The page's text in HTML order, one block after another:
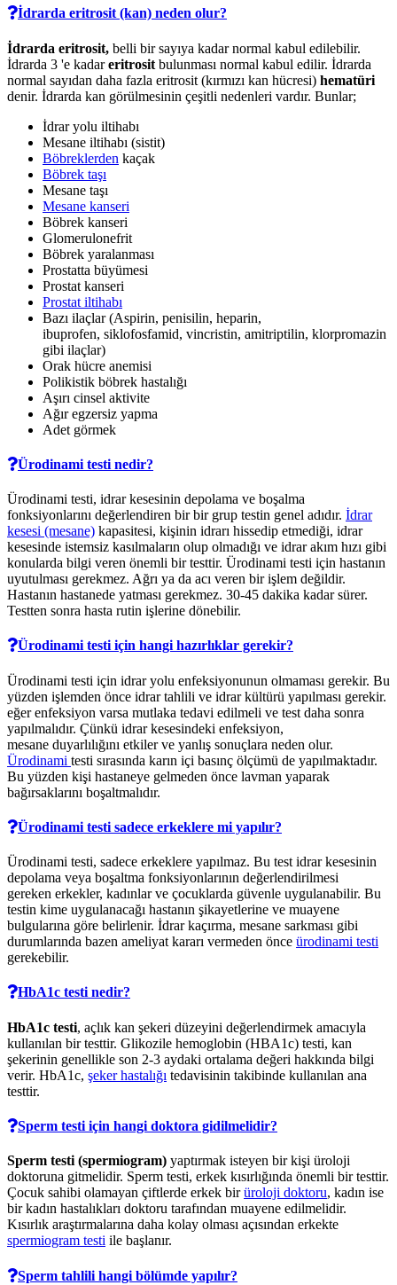
İdrarda eritrosit (kan) neden olur?
İdrarda eritrosit, belli bir sayıya kadar normal kabul edilebilir.
İdrarda 3 'e kadareritrosit bulunması normal kabul edilir. İdrarda
normal sayıdan daha fazla eritrosit (kırmızı kan hücresi) hematüri
denir. İdrarda kan görülmesinin çeşitli nedenleri vardır. Bunlar;
İdrar yolu iltihabı
Mesane iltihabı (sistit)
Böbreklerden kaçak
Böbrek taşı
Mesane taşı
Mesane kanseri
Böbrek kanseri
Glomerulonefrit
Böbrek yaralanması
Prostatta büyümesi
Prostat kanseri
Prostat iltihabı
Bazı ilaçlar (Aspirin, penisilin, heparin,
ibuprofen, siklofosfamid, vincristin, amitriptilin, klorpromazin
gibi ilaçlar)
Orak hücre anemisi
Polikistik böbrek hastalığı
Aşırı cinsel aktivite
Ağır egzersiz yapma
Adet görmek
Ürodinami testi nedir?
Ürodinami testi, idrar kesesinin depolama ve boşalma
fonksiyonlarını değerlendiren bir bir grup testin genel adıdır. İdrar
kesesi (mesane) kapasitesi, kişinin idrarı hissedip etmediği, idrar
kesesinde istemsiz kasılmaların olup olmadığı ve idrar akım hızı gibi
konularda bilgi veren önemli bir testtir. Ürodinami testi için hastanın
uyutulması gerekmez. Ağrı ya da acı veren bir işlem değildir.
Hastanın hastanede yatması gerekmez. 30-45 dakika kadar sürer.
Testten sonra hasta rutin işlerine dönebilir.
Ürodinami testi için hangi hazırlıklar gerekir?
Ürodinami testi için idrar yolu enfeksiyonunun olmaması gerekir. Bu
yüzden işlemden önce idrar tahlili ve idrar kültürü yapılması gerekir.
eğer enfeksiyon varsa mutlaka tedavi edilmeli ve test daha sonra
yapılmalıdır. Çünkü idrar kesesindeki enfeksiyon,
mesane duyarlılığını etkiler ve yanlış sonuçlara neden olur.
Ürodinami testi sırasında karın içi basınç ölçümü de yapılmaktadır.
Bu yüzden kişi hastaneye gelmeden önce lavman yaparak
bağırsaklarını boşaltmalıdır.
Ürodinami testi sadece erkeklere mi yapılır?
Ürodinami testi, sadece erkeklere yapılmaz. Bu test idrar kesesinin
depolama veya boşaltma fonksiyonlarının değerlendirilmesi
gereken erkekler, kadınlar ve çocuklarda güvenle uygulanabilir. Bu
testin kime uygulanacağı hastanın şikayetlerine ve muayene
bulgularına göre belirlenir. İdrar kaçırma, mesane sarkması gibi
durumlarında bazen ameliyat kararı vermeden önce ürodinami testi
gerekebilir.
HbA1c testi nedir?
HbA1c testi, açlık kan şekeri düzeyini değerlendirmek amacıyla
kullanılan bir testtir. Glikozile hemoglobin (HBA1c) testi, kan
şekerinin genellikle son 2-3 aydaki ortalama değeri hakkında bilgi
verir. HbA1c, şeker hastalığı tedavisinin takibinde kullanılan ana
testtir.
Sperm testi için hangi doktora gidilmelidir?
Sperm testi (spermiogram) yaptırmak isteyen bir kişi üroloji
doktoruna gitmelidir. Sperm testi, erkek kısırlığında önemli bir testtir.
Çocuk sahibi olamayan çiftlerde erkek birüroloji doktoru, kadın ise
bir kadın hastalıkları doktoru tarafından muayene edilmelidir.
Kısırlık araştırmalarına daha kolay olması açısından erkekte
spermiogram testi ile başlanır.
Sperm tahlili hangi bölümde yapılır?